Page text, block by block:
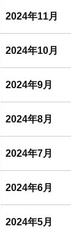
2024年11月
2024年10月
2024年9月
2024年8月
2024年7月
2024年6月
2024年5月